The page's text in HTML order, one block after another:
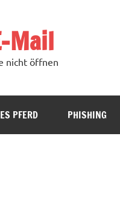
Mail
nicht öffnen
PFERD PHISHING